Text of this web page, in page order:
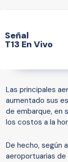
Señal
T13 En Vivo
Las principales
aumentado sus
de embarque, en
los costos a la
De hecho, según
aeroportuarias de